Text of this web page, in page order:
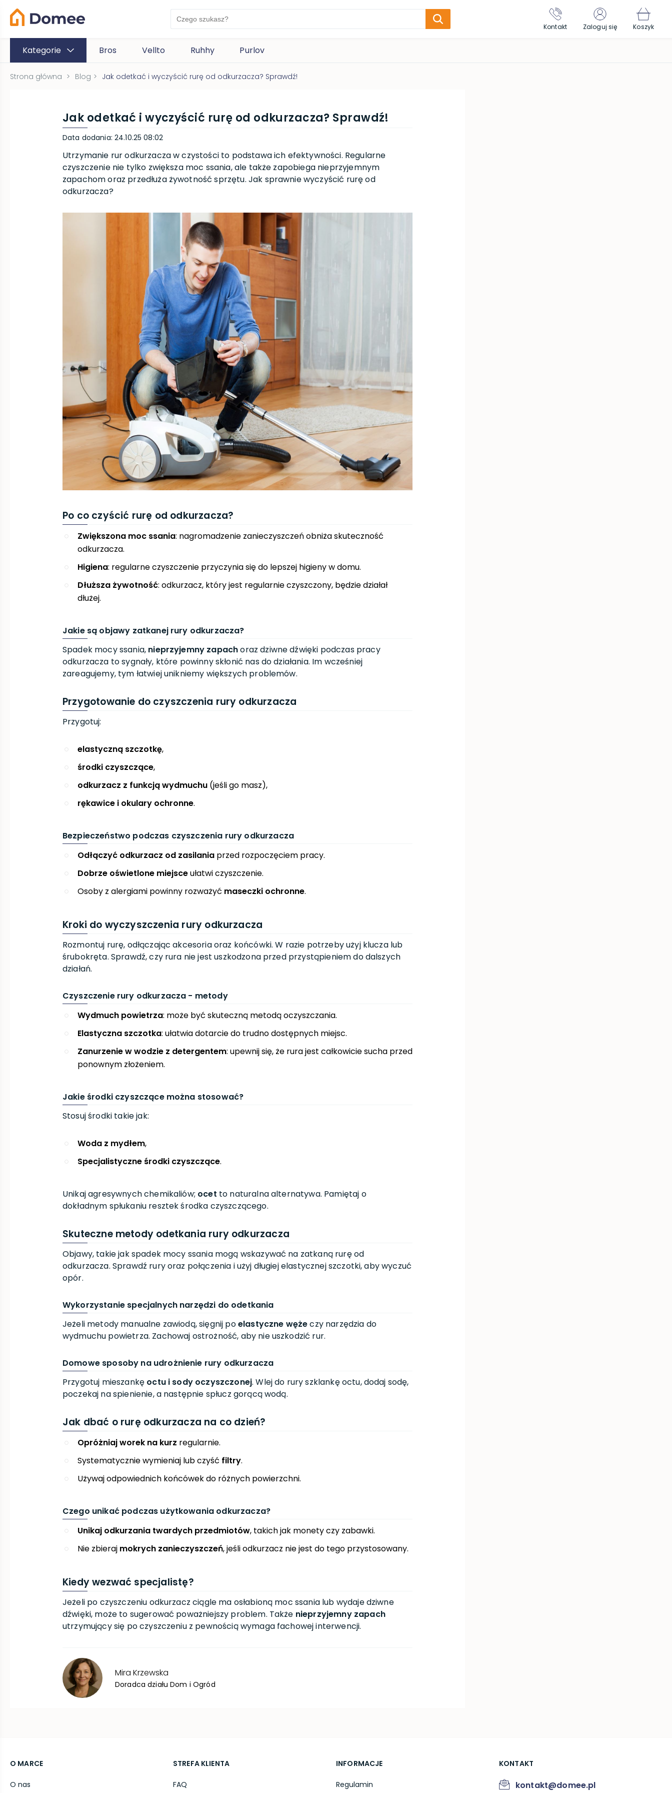
Kontakt Zaloguj się Koszyk
Kategorie Bros Vellto Ruhhy Purlov
Strona główna > Blog > Jak odetkać i wyczyścić rurę od odkurzacza? Sprawdź!
Jak odetkać i wyczyścić rurę od odkurzacza? Sprawdź!
Data dodania: 24.10.25 08:02
Utrzymanie rur odkurzacza w czystości to podstawa ich efektywności. Regularne
czyszczenie nie tylko zwiększa moc ssania, ale także zapobiega nieprzyjemnym
zapachom oraz przedłuża żywotność sprzętu. Jak sprawnie wyczyścić rurę od
odkurzacza?
Po co czyścić rurę od odkurzacza?
Zwiększona moc ssania: nagromadzenie zanieczyszczeń obniża skuteczność
odkurzacza.
Higiena: regularne czyszczenie przyczynia się do lepszej higieny w domu.
Dłuższa żywotność: odkurzacz, który jest regularnie czyszczony, będzie działał
dłużej.
Jakie są objawy zatkanej rury odkurzacza?
Spadek mocy ssania, nieprzyjemny zapachoraz dziwne dźwięki podczas pracy
odkurzacza to sygnały, które powinny skłonić nas do działania. Im wcześniej
zareagujemy, tym łatwiej unikniemy większych problemów.
Przygotowanie do czyszczenia rury odkurzacza
Przygotuj:
elastyczną szczotkę,
środki czyszczące,
odkurzacz z funkcją wydmuchu (jeśli go masz),
rękawice i okulary ochronne.
Bezpieczeństwo podczas czyszczenia rury odkurzacza
Odłączyć odkurzacz od zasilania przed rozpoczęciem pracy.
Dobrze oświetlone miejsceułatwi czyszczenie.
Osoby z alergiami powinny rozważyć maseczki ochronne.
Kroki do wyczyszczenia rury odkurzacza
Rozmontuj rurę, odłączając akcesoria oraz końcówki. W razie potrzeby użyj klucza lub
śrubokręta. Sprawdź, czy rura nie jest uszkodzona przed przystąpieniem do dalszych
działań.
Czyszczenie rury odkurzacza - metody
Wydmuch powietrza: może być skuteczną metodą oczyszczania.
Elastyczna szczotka: ułatwia dotarcie do trudno dostępnych miejsc.
Zanurzenie w wodzie z detergentem: upewnij się, że rura jest całkowicie sucha przed
ponownym złożeniem.
Jakie środki czyszczące można stosować?
Stosuj środki takie jak:
Woda z mydłem,
Specjalistyczne środki czyszczące.
Unikaj agresywnych chemikaliów; ocet to naturalna alternatywa. Pamiętaj o
dokładnym spłukaniu resztek środka czyszczącego.
Skuteczne metody odetkania rury odkurzacza
Objawy, takie jak spadek mocy ssania mogą wskazywać na zatkaną rurę od
odkurzacza. Sprawdź rury oraz połączenia i użyj długiej elastycznej szczotki, aby wyczuć
opór.
Wykorzystanie specjalnych narzędzi do odetkania
Jeżeli metody manualne zawiodą, sięgnij poelastyczne wężeczy narzędzia do
wydmuchu powietrza. Zachowaj ostrożność, aby nie uszkodzić rur.
Domowe sposoby na udrożnienie rury odkurzacza
Przygotuj mieszankę octu i sody oczyszczonej. Wlej do rury szklankę octu, dodaj sodę,
poczekaj na spienienie, a następnie spłucz gorącą wodą.
Jak dbać o rurę odkurzacza na co dzień?
Opróżniaj worek na kurz regularnie.
Systematycznie wymieniaj lub czyść filtry.
Używaj odpowiednich końcówek do różnych powierzchni.
Czego unikać podczas użytkowania odkurzacza?
Unikaj odkurzania twardych przedmiotów, takich jak monety czy zabawki.
Nie zbieraj mokrych zanieczyszczeń, jeśli odkurzacz nie jest do tego przystosowany.
Kiedy wezwać specjalistę?
Jeżeli po czyszczeniu odkurzacz ciągle ma osłabioną moc ssania lub wydaje dziwne
dźwięki, może to sugerować poważniejszy problem. Także nieprzyjemny zapach
utrzymujący się po czyszczeniu z pewnością wymaga fachowej interwencji.
Mira Krzewska
Doradca działu Dom i Ogród
O MARCE
O nas
STREFA KLIENTA
FAQ
INFORMACJE
Regulamin
KONTAKT
kontakt@domee.pl